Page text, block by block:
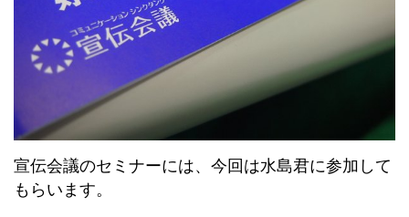
宣伝会議のセミナーには、今回は水島君に参加して
もらいます。